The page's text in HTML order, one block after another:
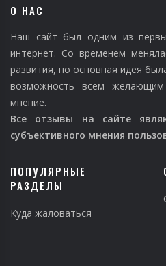
О НАС
Наш сайт был одним из
интернет. Со временем
развития, но основная идея
возможность всем желающим
мнение.
Все отзывы на сайте
субъективного мнения
ПОПУЛЯРНЫЕ
РАЗДЕЛЫ
Куда жаловаться